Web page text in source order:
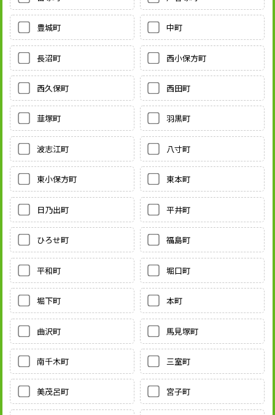
豊城町 中町
長沼町 西小保方町
西久保町 西田町
韮塚町 羽黒町
波志江町 八寸町
東小保方町 東本町
日乃出町 平井町
ひろせ町 福島町
平和町 堀口町
堀下町 本町
曲沢町 馬見塚町
南千木町 三室町
美茂呂町 宮子町